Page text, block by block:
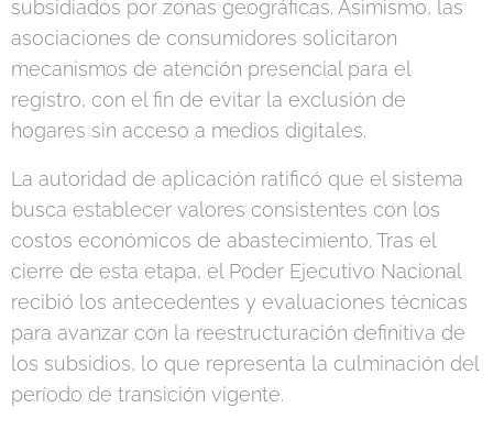
subsidiados por zonas geográficas. Asimismo, las
asociaciones de consumidores solicitaron
mecanismos de atención presencial para el
registro, con el fin de evitar la exclusión de
hogares sin acceso a medios digitales.
La autoridad de aplicación ratificó que el sistema
busca establecer valores consistentes con los
costos económicos de abastecimiento. Tras el
cierre de esta etapa, el Poder Ejecutivo Nacional
recibió los antecedentes y evaluaciones técnicas
para avanzar con la reestructuración definitiva de
los subsidios, lo que representa la culminación del
período de transición vigente.